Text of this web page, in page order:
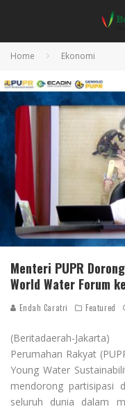
Home Ekonomi
Menteri PUPR
World Water Forum
Endah Caratri Featured
(Beritadaerah-
Perumahan Rakyat
Young Water
mendorong partisipasi
seluruh dunia dalam